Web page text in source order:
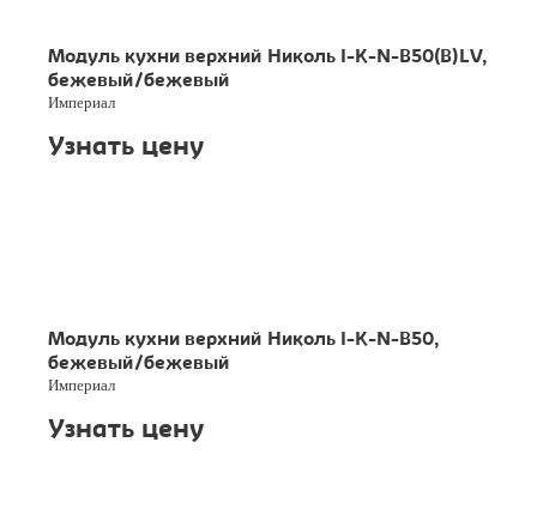
Модуль кухни верхний Николь I-K-N-B50(B)LV,
бежевый/бежевый
Империал
Узнать цену
Модуль кухни верхний Николь I-K-N-B50,
бежевый/бежевый
Империал
Узнать цену